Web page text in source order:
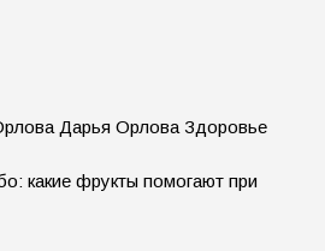
Дарья Орлова Здоровье